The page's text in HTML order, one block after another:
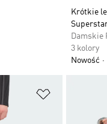
Krótkie
Damskie
3 kolory
Nowość
Dodaj do